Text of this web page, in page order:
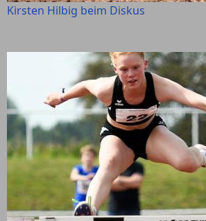
Kirsten Hilbig beim Diskus